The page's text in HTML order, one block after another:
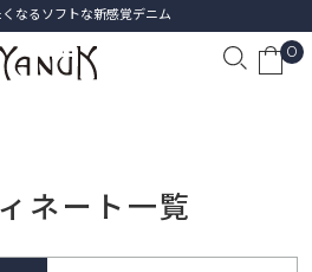
なるソフトな新感覚デニム
0
ネート一覧